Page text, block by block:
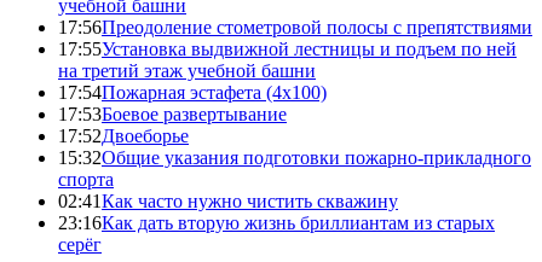
учебной башни
17:56Преодоление стометровой полосы с препятствиями
17:55Установка выдвижной лестницы и подъем по ней
на третий этаж учебной башни
17:54Пожарная эстафета (4x100)
17:53Боевое развертывание
17:52Двоеборье
15:32Общие указания подготовки пожарно-прикладного
спорта
02:41Как часто нужно чистить скважину
23:16Как дать вторую жизнь бриллиантам из старых
серёг